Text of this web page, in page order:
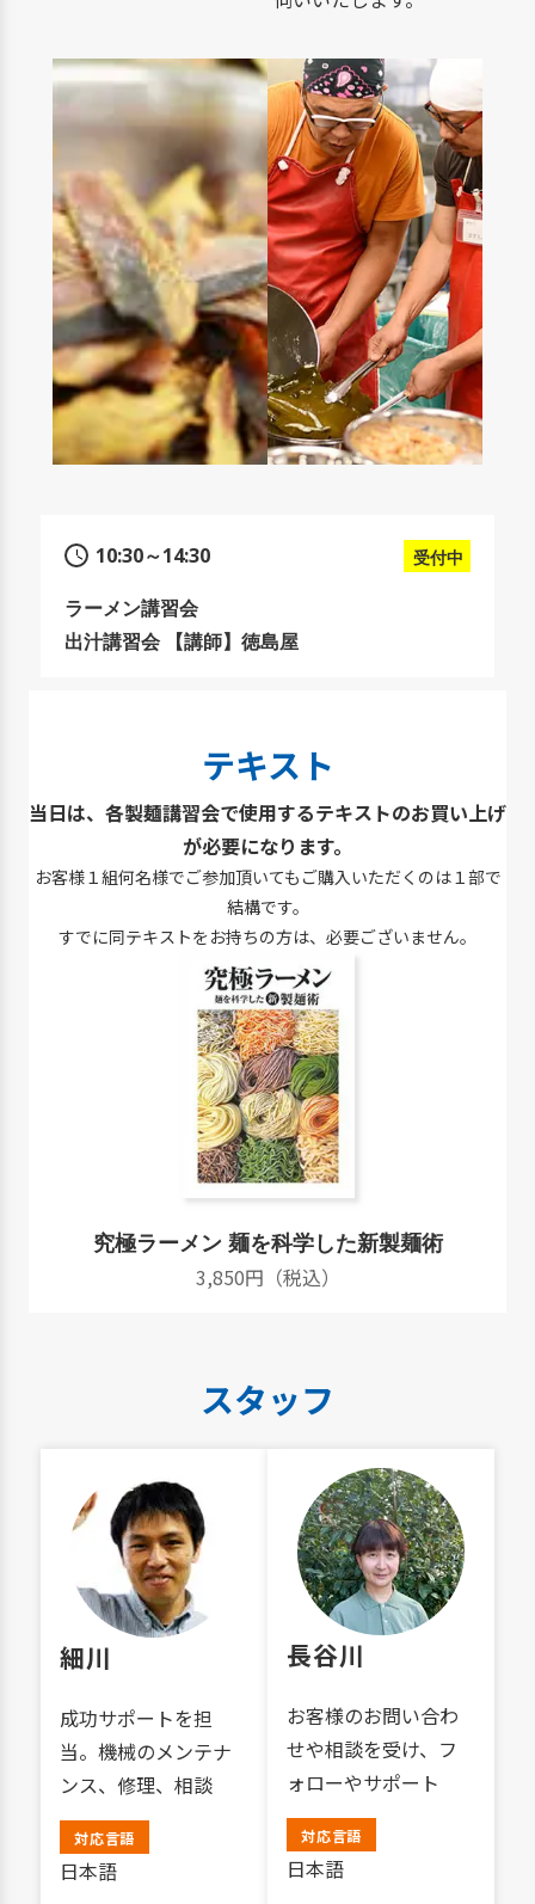
10:30～14:30 受付中
ラーメン講習会
出汁講習会 【講師】徳島屋
テキスト
当日は、各製麺講習会で使用するテキストのお買い上げ
が必要になります。
お客様１組何名様でご参加頂いてもご購入いただくのは１部で
結構です。
すでに同テキストをお持ちの方は、必要ございません。
究極ラーメン 麺を科学した新製麺術
3,850円（税込）
スタッフ
細川
成功サポートを担
当。機械のメンテナ
ンス、修理、相談
対応言語
日本語
長谷川
お客様のお問い合わ
せや相談を受け、フ
ォローやサポート
対応言語
日本語